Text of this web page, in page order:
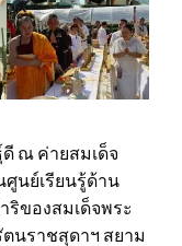
ณ ค่ายสมเด็จ
ศูนย์เรียนรู้ด้าน
ของสมเด็จพระ
นราชสุดาฯ สยาม